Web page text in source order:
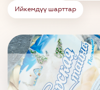
Ийкемдүү шарттар